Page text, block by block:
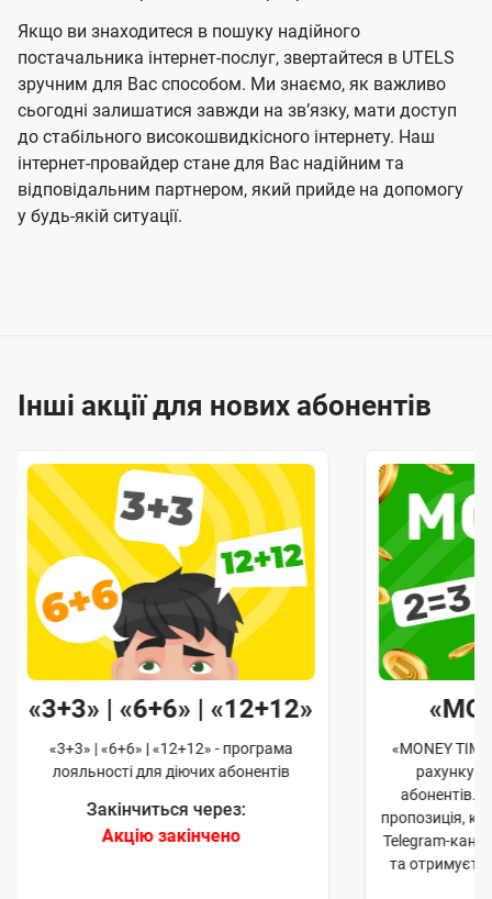
Якщо ви знаходитеся в пошуку надійного
постачальника інтернет-послуг, звертайтеся в UTELS
зручним для Вас способом. Ми знаємо, як важливо
сьогодні залишатися завжди на звʼязку, мати доступ
до стабільного високошвидкісного інтернету. Наш
інтернет-провайдер стане для Вас надійним та
відповідальним партнером, який прийде на допомогу
у будь-якій ситуації.
Інші акції для нових абонентів
«3+3» | «6+6» | «12+12»
«3+3» | «6+6» | «12+12» - програма
лояльності для діючих абонентів
Закінчиться через:
Акцію закінчено
«MONEY
рахунку
абонентів.
пропозиція,
Telegram-
та